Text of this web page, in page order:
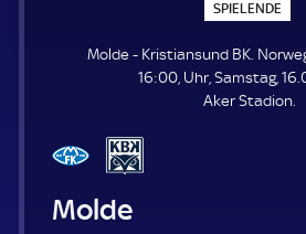
SPIELENDE
P
E
L
E
N
Molde - Kristiansund BK.
16:00, Uhr, Samstag,
Aker Stadion.
Molde